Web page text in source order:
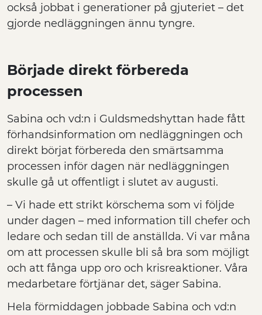
också jobbat i generationer på gjuteriet – det
gjorde nedläggningen ännu tyngre.
Började direkt förbereda
processen
Sabina och vd:n i Guldsmedshyttan hade fått
förhandsinformation om nedläggningen och
direkt börjat förbereda den smärtsamma
processen inför dagen när nedläggningen
skulle gå ut offentligt i slutet av augusti.
– Vi hade ett strikt körschema som vi följde
under dagen – med information till chefer och
ledare och sedan till de anställda. Vi var måna
om att processen skulle bli så bra som möjligt
och att fånga upp oro och krisreaktioner. Våra
medarbetare förtjänar det, säger Sabina.
Hela förmiddagen jobbade Sabina och vd:n